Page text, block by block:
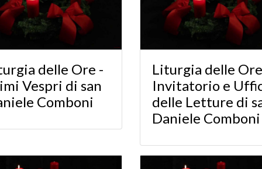
delle Ore -
Vespri di san
Comboni
Liturgia delle
Invitatorio e
delle Letture di
Daniele Comboni